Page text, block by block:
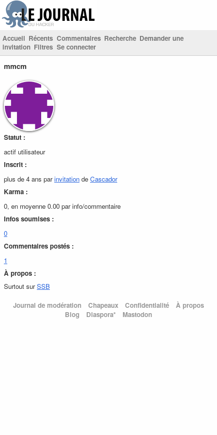
Accueil Récents Commentaires Recherche Demander une
invitation Filtres Se connecter
mmcm
Statut :
actif utilisateur
Inscrit :
plus de 4 ans parinvitation de Cascador
Karma :
0, en moyenne 0.00 par info/commentaire
Infos soumises :
0
Commentaires postés :
1
À propos :
Surtout surSSB
Journal de modération Chapeaux Confidentialité
À propos
Blog
Diaspora* Mastodon